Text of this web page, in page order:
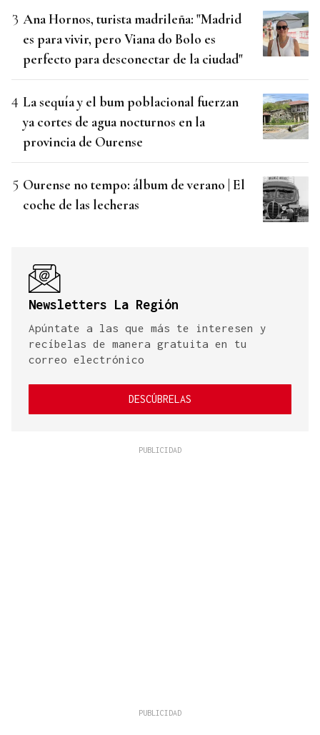
Ana Hornos, turista madrileña: "Madrid
es para vivir, pero Viana do Bolo es
perfecto para desconectar de la ciudad"
La sequía y el bum poblacional fuerzan
ya cortes de agua nocturnos en la
provincia de Ourense
Ourense no tempo: álbum de verano | El
coche de las lecheras
Newsletters La Región
Apúntate a las que más te interesen y
recíbelas de manera gratuita en tu
correo electrónico
DESCÚBRELAS